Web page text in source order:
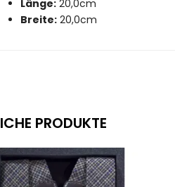
Länge: 20,0cm
Breite: 20,0cm
PRODUKTE